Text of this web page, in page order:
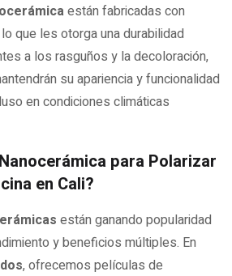
están fabricadas con
que les otorga una durabilidad
a los rasguños y la decoloración,
su apariencia y funcionalidad
en condiciones climáticas
para Polarizar
en Cali?
están ganando popularidad
y beneficios múltiples. En
, ofrecemos películas de